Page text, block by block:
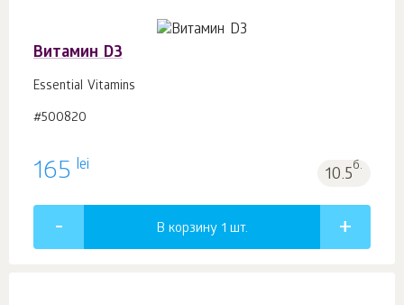
Витамин D3
Essential Vitamins
#500820
165 lei 10.5б.
В корзину 1 шт.